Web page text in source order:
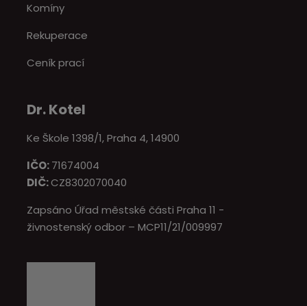
Komíny
Rekuperace
Ceník prací
Dr. Kotel
Ke Škole 1398/1, Praha 4, 14900
IČO:71674004
DIČ:CZ8302070040
Zapsáno Úřad městské části Praha 11 -
živnostenský odbor – MCP11/21/009997